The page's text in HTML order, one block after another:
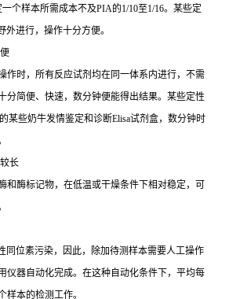
一个样本所需成本不及PIA的1/10至1/16。某些定
外进行，操作十分方便。
作时，所有反应试剂均在同一体系内进行，不需
分简便、快速，数分钟便能得出结果。某些定性
某些奶牛发情鉴定和诊断Elisa试剂盒，数分钟时
长
和酶标记物，在低温或干燥条件下相对稳定，可
同位素污染，因此，除加待测样本需要人工操作
仪器自动化完成。在这种自动化条件下，平均每
样本的检测工作。